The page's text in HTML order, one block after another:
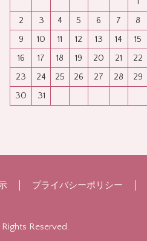
2
3 4 5 6 7
8
9
10 11 12 13 14
15
16
17 18 19 20 21
22
23
24 25 26 27 28
29
30
31
プライバシーポリシー
Reserved.